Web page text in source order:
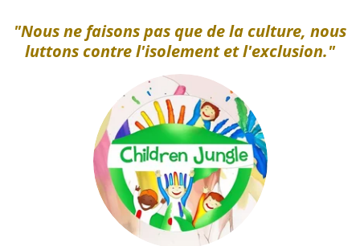
"Nous ne faisons pas que de la culture, nous
luttons contre l'isolement et l'exclusion."